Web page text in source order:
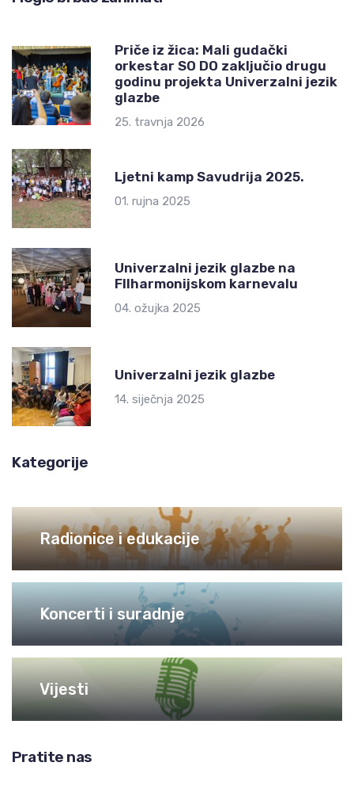
Priče iz žica: Mali gudački
orkestar SO DO zaključio drugu
godinu projekta Univerzalni jezik
glazbe
25. travnja 2026
Ljetni kamp Savudrija 2025.
01. rujna 2025
Univerzalni jezik glazbe na
FIlharmonijskom karnevalu
04. ožujka 2025
Univerzalni jezik glazbe
14. siječnja 2025
Kategorije
Radionice i edukacije
Koncerti i suradnje
Vijesti
Pratite nas